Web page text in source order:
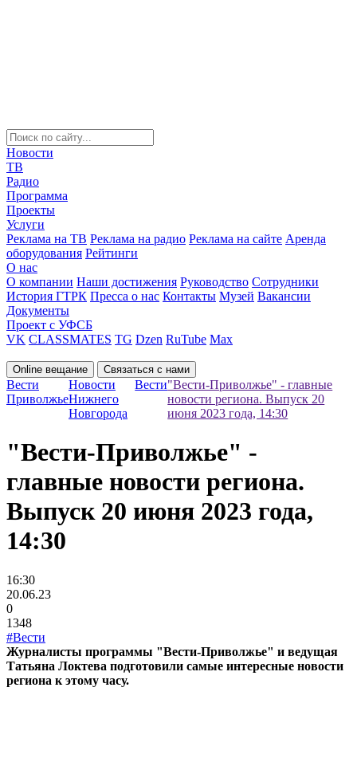
Новости
ТВ
Радио
Программа
Проекты
Услуги
Реклама на ТВ Реклама на радио Реклама на сайте Аренда
оборудования Рейтинги
О нас
О компании Наши достижения Руководство Сотрудники
История ГТРК Пресса о нас Контакты Музей Вакансии
Документы
Проект с УФСБ
VK CLASSMATES TG Dzen RuTube Max
Online вещание Связаться с нами
Вести
Приволжье
Новости
Нижнего
Новгорода
Вести"Вести-Приволжье" - главные
новости региона. Выпуск 20
июня 2023 года, 14:30
"Вести-Приволжье" -
главные новости региона.
Выпуск 20 июня 2023 года,
14:30
16:30
20.06.23
0
1348
#Вести
Журналисты программы "Вести-Приволжье" и ведущая
Татьяна Локтева подготовили самые интересные новости
региона к этому часу.